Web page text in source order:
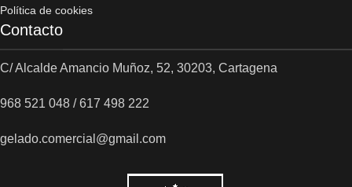
Política de cookies
Contacto
C/ Alcalde Amancio Muñoz, 52, 30203, Cartagena
968 521 048 / 617 498 222
gelado.comercial@gmail.com